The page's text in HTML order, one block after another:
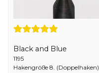
Black and Blue
1195
Hakengröße 8. (Doppelhaken)